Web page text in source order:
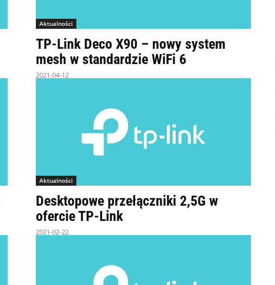
Aktualności
TP-Link Deco X90 – nowy system
mesh w standardzie WiFi 6
2021-04-12
Aktualności
Desktopowe przełączniki 2,5G w
ofercie TP-Link
2021-02-22